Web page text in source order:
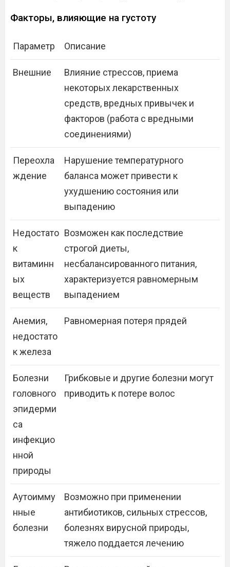
Факторы, влияющие на густоту
Параметр Описание
Внешние
Влияние стрессов, приема
некоторых лекарственных
средств, вредных привычек и
факторов (работа с вредными
соединениями)
Переохла
ждение
Нарушение температурного
баланса может привести к
ухудшению состояния или
выпадению
Недостато
к
витаминн
ых
веществ
Возможен как последствие
строгой диеты,
несбалансированного питания,
характеризуется равномерным
выпадением
Анемия,
недостато
к железа
Равномерная потеря прядей
Болезни
головного
эпидерми
са
инфекцио
нной
природы
Грибковые и другие болезни могут
приводить к потере волос
Аутоимму
нные
болезни
Возможно при применении
антибиотиков, сильных стрессов,
болезнях вирусной природы,
тяжело поддается лечению